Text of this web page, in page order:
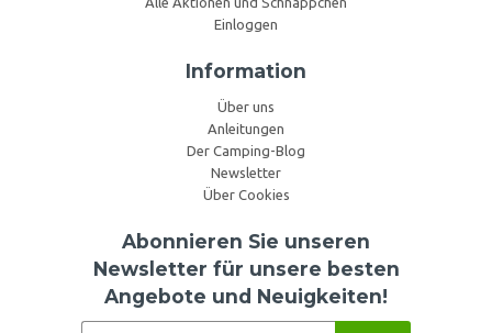
Einloggen
Information
Über uns
Anleitungen
Der Camping-Blog
Newsletter
Über Cookies
Abonnieren Sie unseren
Newsletter für unsere besten
Angebote und Neuigkeiten!